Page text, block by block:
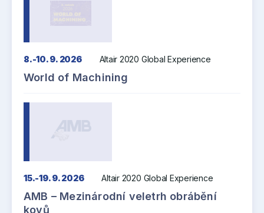
8.-10. 9. 2026 Altair 2020 Global Experience
World of Machining
15.-19. 9. 2026 Altair 2020 Global Experience
AMB – Mezinárodní veletrh obrábění
kovů